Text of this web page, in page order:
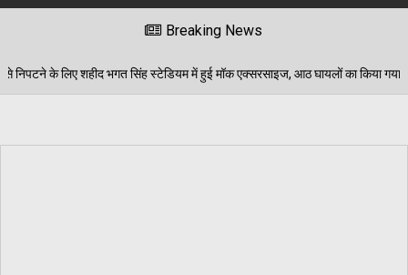
Breaking News
में हुई मॉक एक्सरसाइज, आठ घायलों का किया गया रेस्क्यू 06/08/